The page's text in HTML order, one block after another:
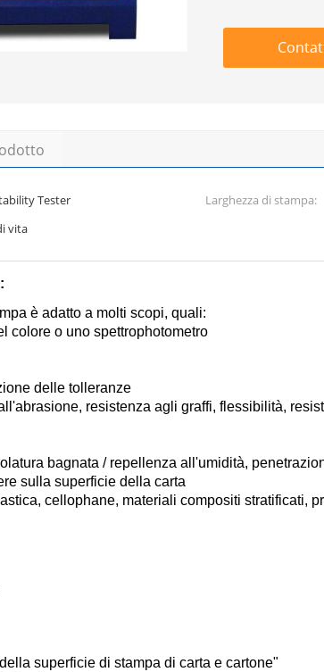
Tester Larghezza di stampa:
vita
:
è adatto a molti scopi, quali:
colore o uno spettrophotometro
delle tolleranze
resistenza agli graffi, flessibilità,
bagnata / repellenza all'umidità,
sulla superficie della carta
cellophane, materiali compositi stratificati,
superficie di stampa di carta e cartone"